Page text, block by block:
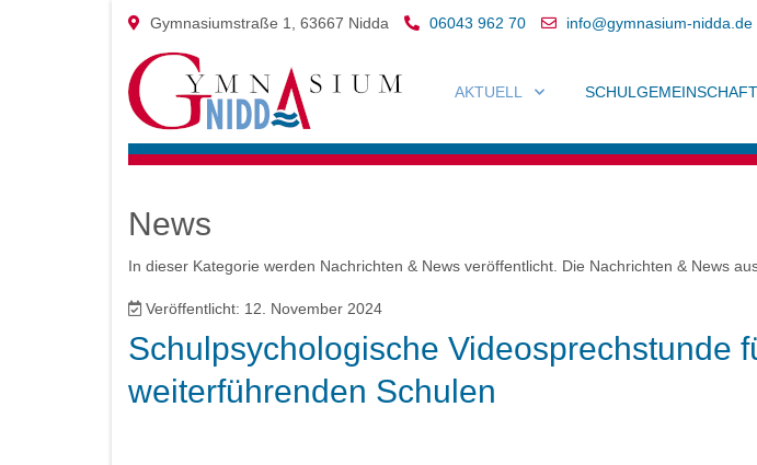
Gymnasiumstraße 1, 63667 Nidda 06043 962 70 info@gymnasium-nidda.de
AKTUELL SCHULGEMEINSCHAFT
News
In dieser Kategorie werden Nachrichten & News veröffentlicht. Die Nachrichten & News
Veröffentlicht: 12. November 2024
Schulpsychologische Videosprechstunde
weiterführenden Schulen